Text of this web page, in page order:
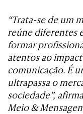
“Trata-se de um
reúne diferentes
formar
atentos ao
comunicação. É
ultrapassa o
sociedade”,
Meio &